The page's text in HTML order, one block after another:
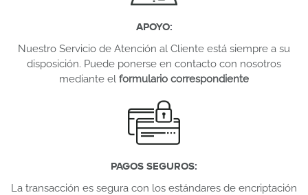
APOYO:
Nuestro Servicio de Atención al Cliente está siempre a su
disposición. Puede ponerse en contacto con nosotros
mediante el formulario correspondiente
PAGOS SEGUROS:
La transacción es segura con los estándares de encriptación